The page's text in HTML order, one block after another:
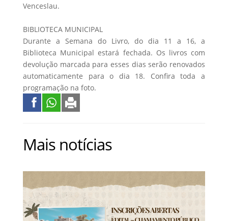
Venceslau.
BIBLIOTECA MUNICIPAL
Durante a Semana do Livro, do dia 11 a 16, a
Biblioteca Municipal estará fechada. Os livros com
devolução marcada para esses dias serão renovados
automaticamente para o dia 18. Confira toda a
programação na foto.
Mais notícias